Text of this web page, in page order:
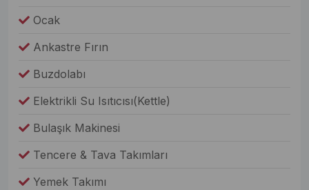
Ocak
Ankastre Fırın
Buzdolabı
Elektrikli Su Isıtıcısı(Kettle)
Bulaşık Makinesi
Tencere & Tava Takımları
Yemek Takımı